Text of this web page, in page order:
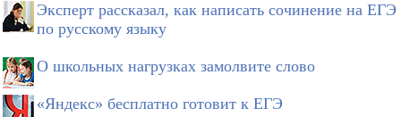
Эксперт рассказал, как написать сочинение на ЕГЭ
по русскому языку
О школьных нагрузках замолвите слово
«Яндекс» бесплатно готовит к ЕГЭ